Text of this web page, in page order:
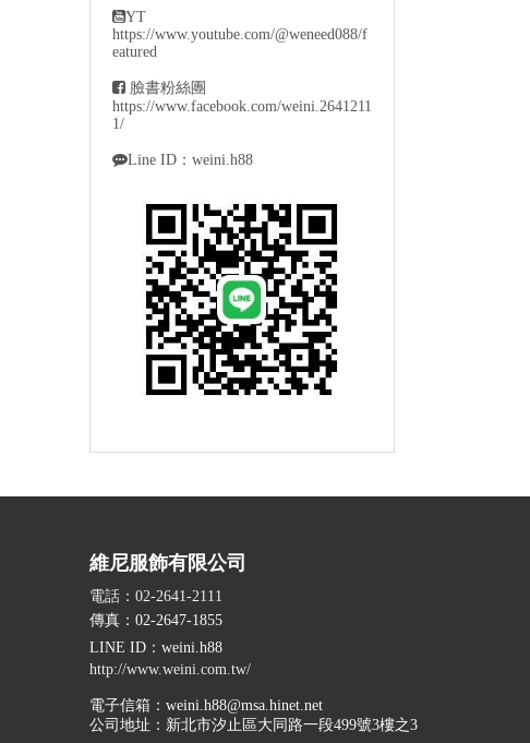
YT
https://www.youtube.com/@weneed088/f
eatured
 臉書粉絲團
https://www.facebook.com/weini.2641211
1/
Line ID：weini.h88
維尼服飾有限公司
電話：02-2641-2111
傳真：02-2647-1855
LINE ID ：weini.h88
http://www.weini.com.tw/
電子信箱： weini.h88@msa.hinet.net
公司地址： 新北市汐止區大同路一段499號3樓之3